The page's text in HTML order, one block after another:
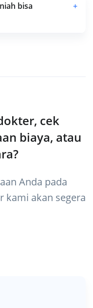
bisa
+
cek
biaya, atau
Anda pada
akan segera